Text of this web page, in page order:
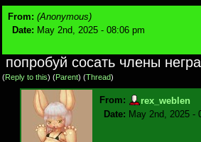
From: (Anonymous)
Date: May 2nd, 2025 - 08:06 pm
попробуй сосать члены
(Reply to this) (Parent) (Thread)
From:
rex_weblen
Date: May 2nd, 2025 -